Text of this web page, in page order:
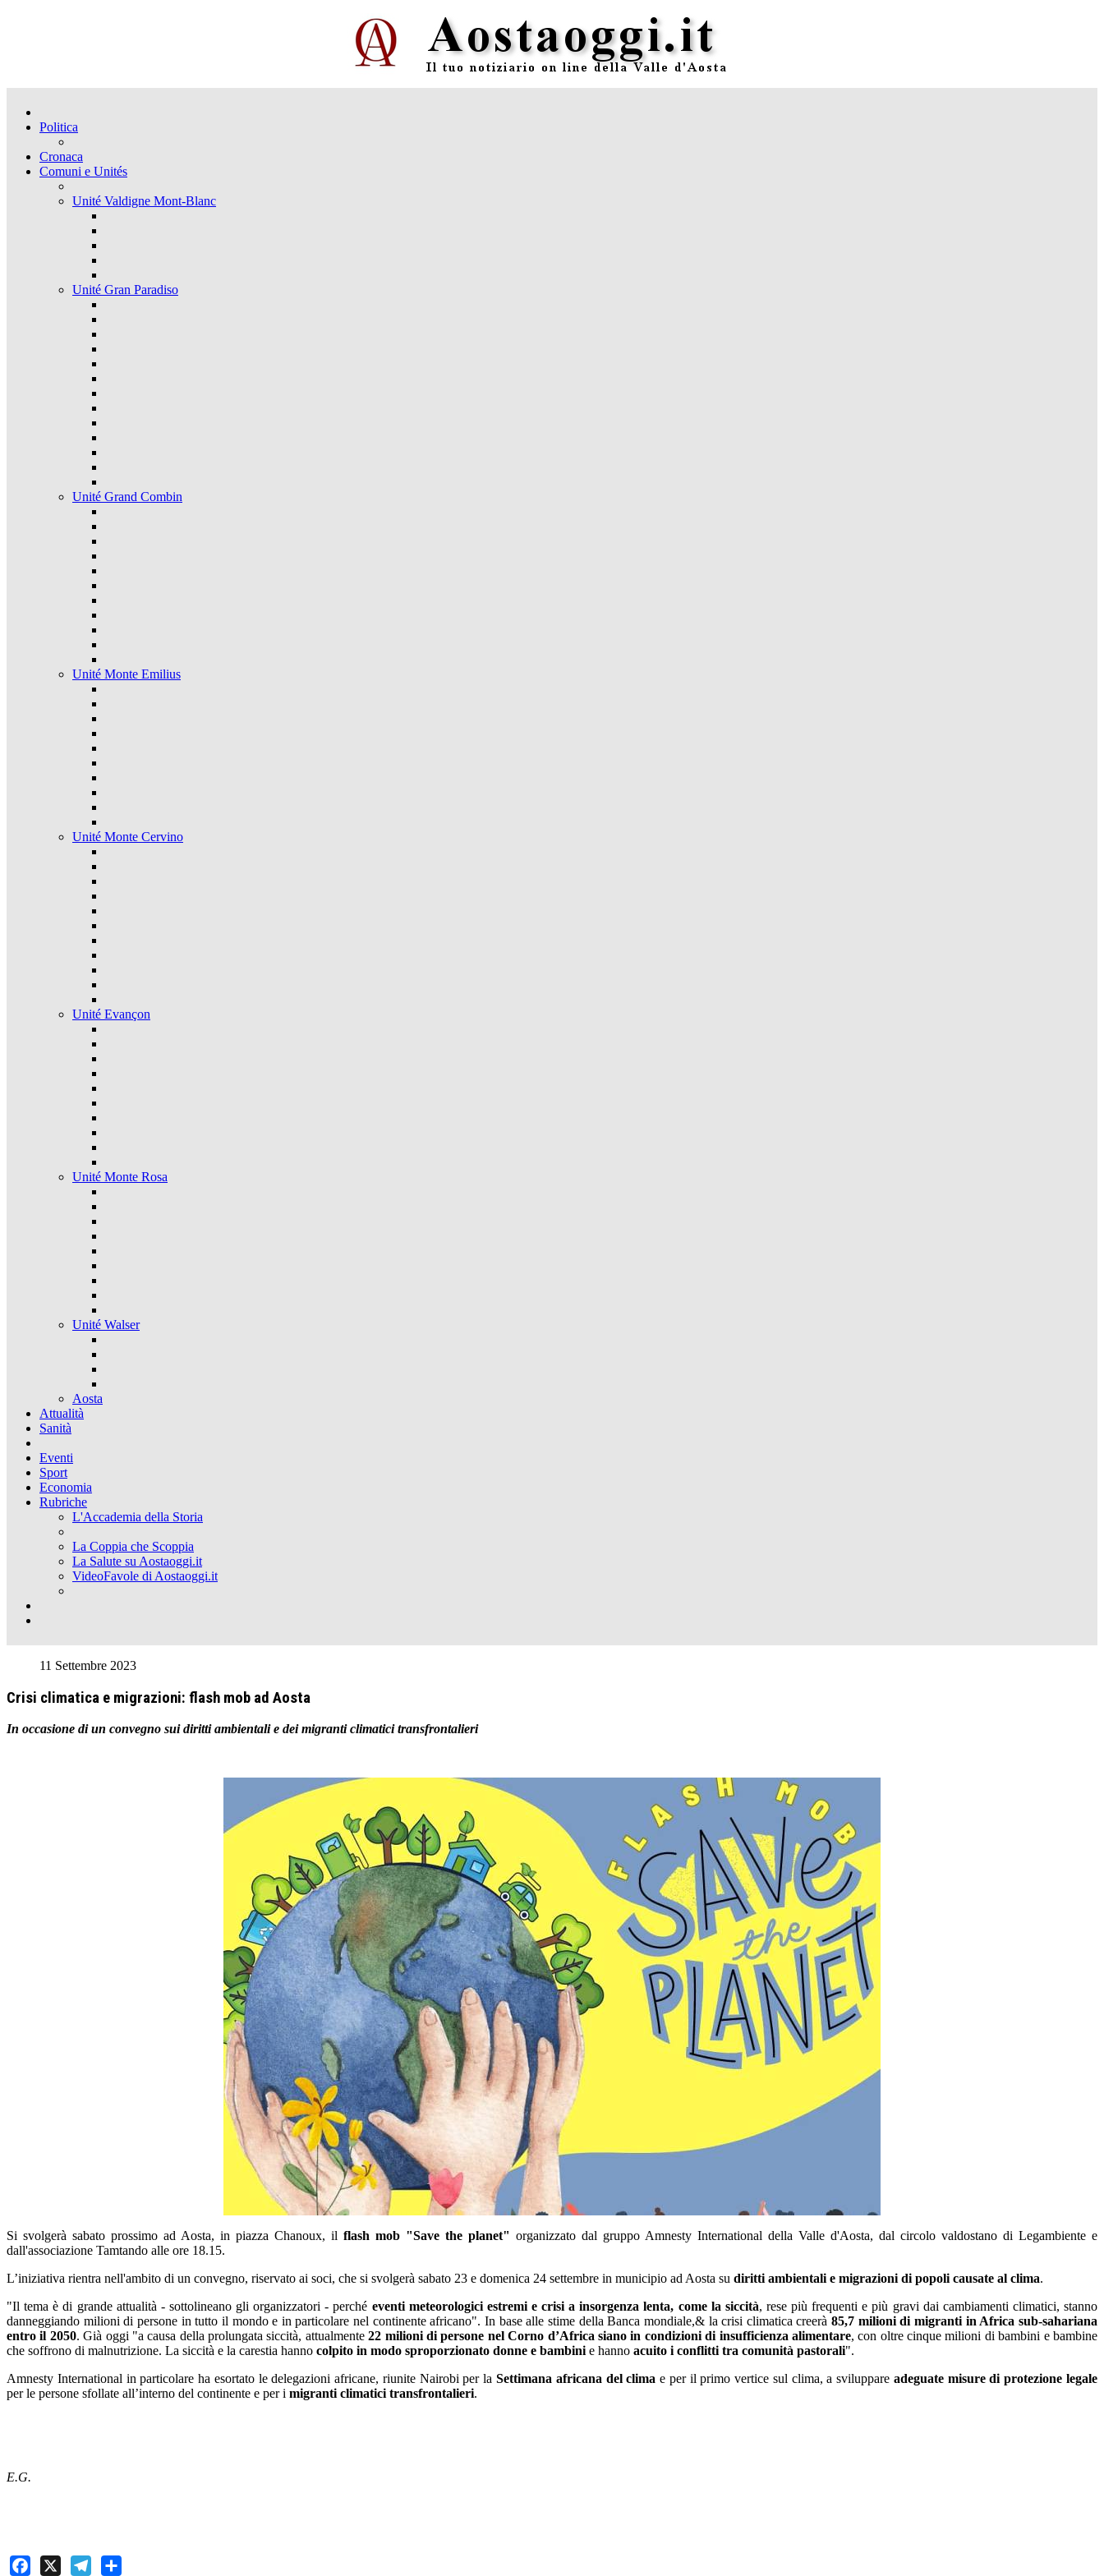
Politica
Cronaca
Comuni e Unités
Unité Valdigne Mont-Blanc
Unité Gran Paradiso
Unité Grand Combin
Unité Monte Emilius
Unité Monte Cervino
Unité Evançon
Unité Monte Rosa
Unité Walser
Aosta
Attualità
Sanità
Eventi
Sport
Economia
Rubriche
L'Accademia della Storia
La Coppia che Scoppia
La Salute su Aostaoggi.it
VideoFavole di Aostaoggi.it
11 Settembre 2023
Crisi climatica e migrazioni: flash mob ad Aosta
In occasione di un convegno sui diritti ambientali e dei migranti climatici transfrontalieri
Si svolgerà sabato prossimo ad Aosta, in piazza Chanoux, il flash mob "Save the planet" organizzato dal gruppo Amnesty International della Valle d'Aosta, dal circolo valdostano di Legambiente e
dall'associazione Tamtando alle ore 18.15.
L’iniziativa rientra nell'ambito di un convegno, riservato ai soci, che si svolgerà sabato 23 e domenica 24 settembre in municipio ad Aosta su diritti ambientali e migrazioni di popoli causate al clima.
"Il tema è di grande attualità - sottolineano gli organizzatori - perché eventi meteorologici estremi e crisi a insorgenza lenta, come la siccità, rese più frequenti e più gravi dai cambiamenti climatici, stanno
danneggiando milioni di persone in tutto il mondo e in particolare nel continente africano". In base alle stime della Banca mondiale,& la crisi climatica creerà85,7 milioni di migranti in Africa sub-sahariana
entro il 2050. Già oggi "a causa della prolungata siccità, attualmente22 milioni di persone nel Corno d’Africa siano in condizioni di insufficienza alimentare, con oltre cinque milioni di bambini e bambine
che soffrono di malnutrizione. La siccità e la carestia hanno colpito in modo sproporzionato donne e bambinie hanno acuito i conflitti tra comunità pastorali".
Amnesty International in particolare ha esortato le delegazioni africane, riunite Nairobi per la Settimana africana del clima e per il primo vertice sul clima, a sviluppare adeguate misure di protezione legale
per le persone sfollate all’interno del continente e per i migranti climatici transfrontalieri.
E.G.